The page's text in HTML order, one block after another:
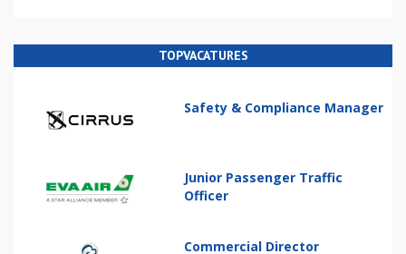
TOPVACATURES
Safety & Compliance Manager
Junior Passenger Traffic
Officer
Commercial Director